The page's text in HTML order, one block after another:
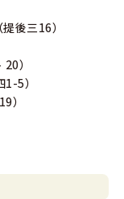
後三16）
）
5）
）